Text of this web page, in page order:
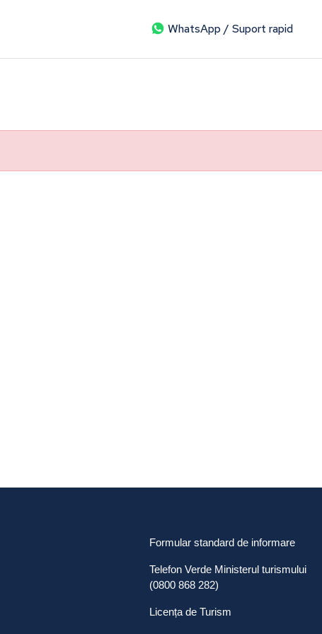
WhatsApp / Suport rapid
Formular standard de informare
Telefon Verde Ministerul turismului
(0800 868 282)
Licența de Turism